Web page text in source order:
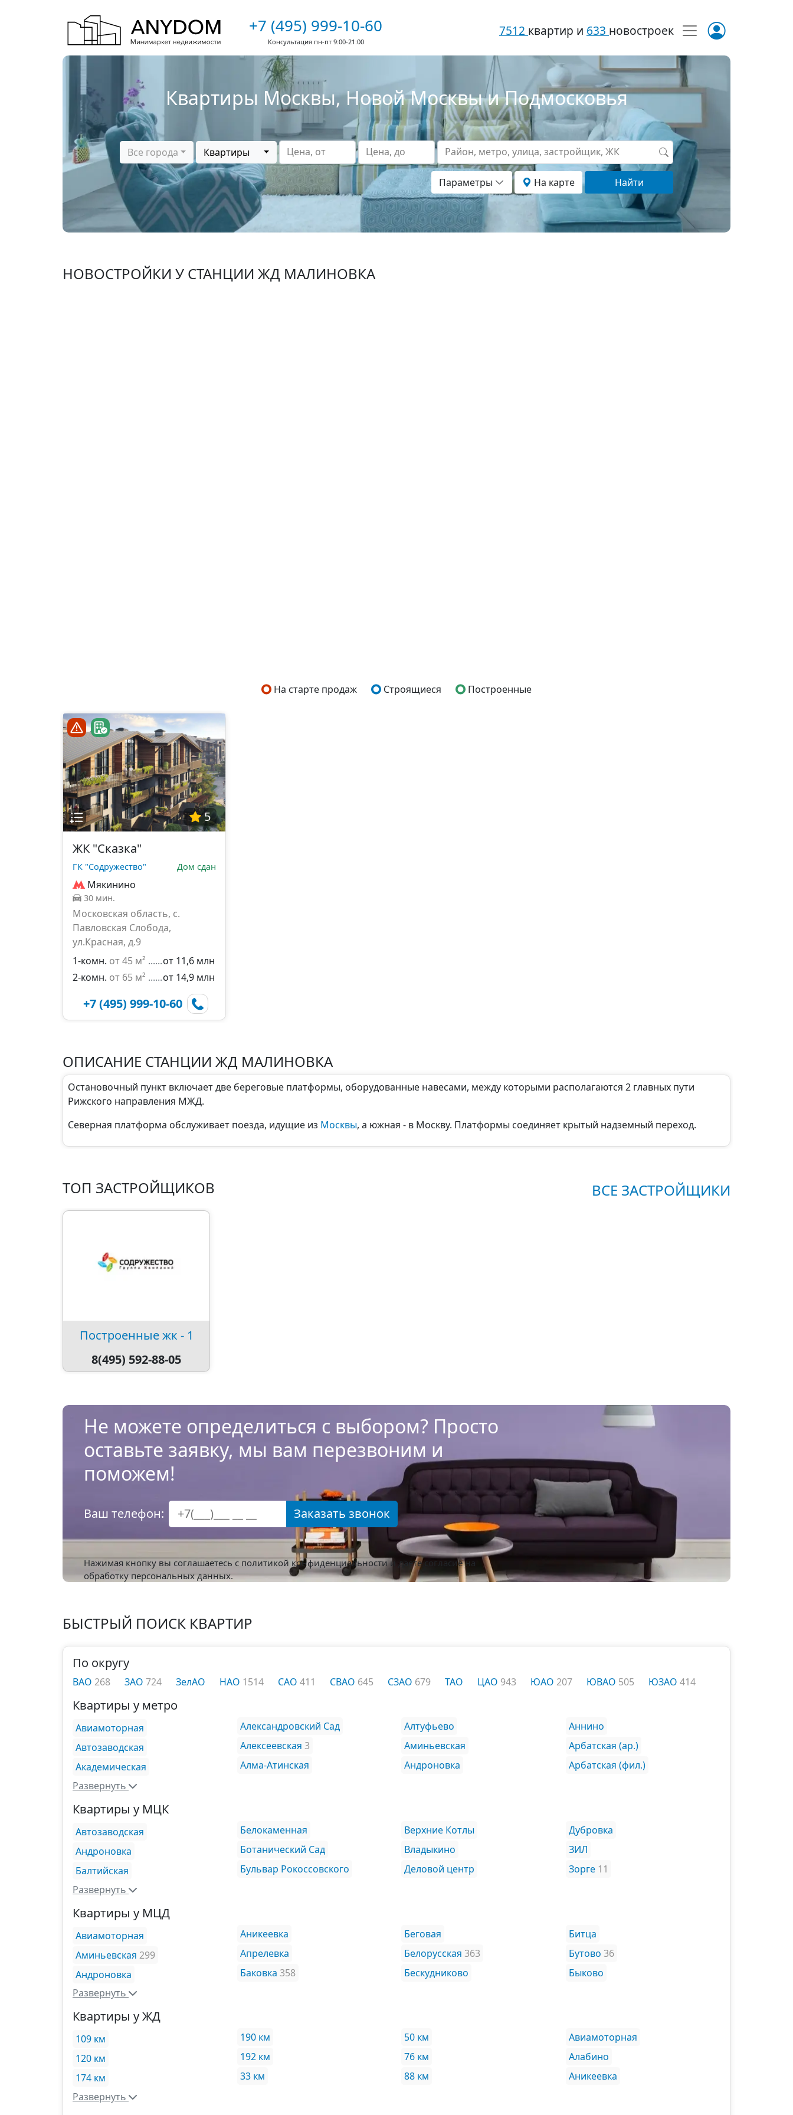
+7 (495) 999-10-60
Консультация пн-пт 9:00-21:00
7512 квартир и 633 новостроек
Квартиры Москвы, Новой Москвы и Подмосковья
Все города Квартиры Цена, от Цена, до Район, метро, улица, застройщик, ЖК
Параметры На карте Найти
НОВОСТРОЙКИ У СТАНЦИИ ЖД МАЛИНОВКА
На старте продаж Строящиеся Построенные
5
ЖК "Сказка"
ГК "Содружество" Дом сдан
Мякинино
30 мин.
Московская область, с.
Павловская Слобода,
ул.Красная, д.9
1-комн. от 45 м²
от 11,6 млн
2-комн. от 65 м² от 14,9 млн
+7 (495) 999-10-60
ОПИСАНИЕ СТАНЦИИ ЖД МАЛИНОВКА
Остановочный пункт включает две береговые платформы, оборудованные навесами, между которыми располагаются 2 главных пути
Рижского направления МЖД.
Северная платформа обслуживает поезда, идущие из Москвы, а южная - в Москву. Платформы соединяет крытый надземный переход.
ТОП ЗАСТРОЙЩИКОВ ВСЕ ЗАСТРОЙЩИКИ
Построенные жк - 1
8(495) 592-88-05
Не можете определиться с выбором? Просто
оставьте заявку, мы вам перезвоним и
поможем!
Ваш телефон: Заказать звонок
Нажимая кнопку вы соглашаетесь с политикой конфиденциальностии даете согласие на
обработку персональных данных.
БЫСТРЫЙ ПОИСК КВАРТИР
По округу
ВАО 268 ЗАО 724 ЗелАО НАО 1514 САО 411 СВАО 645 СЗАО 679 ТАО ЦАО 943 ЮАО 207 ЮВАО 505 ЮЗАО 414
Квартиры у метро
Авиамоторная
Автозаводская
Академическая
Александровский Сад
Алексеевская 3
Алма-Атинская
Алтуфьево
Аминьевская
Андроновка
Аннино
Арбатская (ар.)
Арбатская (фил.)
Развернуть
Квартиры у МЦК
Автозаводская
Андроновка
Балтийская
Белокаменная
Ботанический Сад
Бульвар Рокоссовского
Верхние Котлы
Владыкино
Деловой центр
Дубровка
ЗИЛ
Зорге 11
Развернуть
Квартиры у МЦД
Авиамоторная
Аминьевская 299
Андроновка
Аникеевка
Апрелевка
Баковка 358
Беговая
Белорусская 363
Бескудниково
Битца
Бутово 36
Быково
Развернуть
Квартиры у ЖД
109 км
120 км
174 км
190 км
192 км
33 км
50 км
76 км
88 км
Авиамоторная
Алабино
Аникеевка
Развернуть